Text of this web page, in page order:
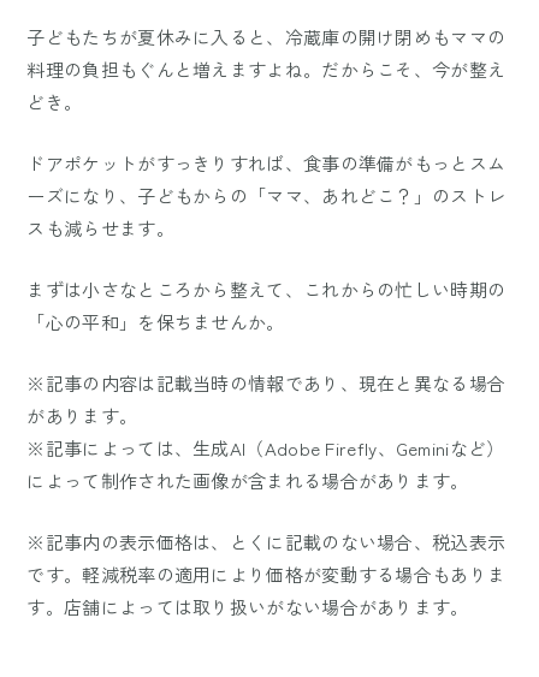
子どもたちが夏休みに入ると、冷蔵庫の開け閉めもママの
料理の負担もぐんと増えますよね。だからこそ、今が整え
どき。
ドアポケットがすっきりすれば、食事の準備がもっとスム
ーズになり、子どもからの「ママ、あれどこ？」のストレ
スも減らせます。
まずは小さなところから整えて、これからの忙しい時期の
「心の平和」を保ちませんか。
※記事の内容は記載当時の情報であり、現在と異なる場合
があります。
※記事によっては、生成AI（Adobe Firefly、Geminiなど）
によって制作された画像が含まれる場合があります。
※記事内の表示価格は、とくに記載のない場合、税込表示
です。軽減税率の適用により価格が変動する場合もありま
す。店舗によっては取り扱いがない場合があります。